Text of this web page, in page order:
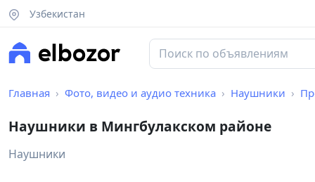
Узбекистан
Главная Фото, видео и аудио техника Наушники
Наушники в Мингбулакском районе
Наушники